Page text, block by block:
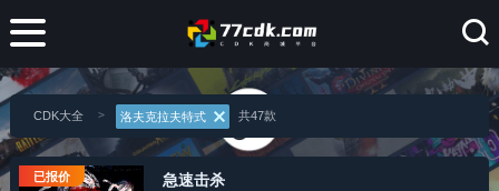
CDK大全 洛夫克拉夫特式 共47款
已报价 急速击杀